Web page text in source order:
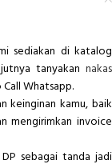
sediakan di katalog
tanyakan nakas
Whatsapp.
keinginan kamu, baik
mengirimkan invoice
sebagai tanda jadi